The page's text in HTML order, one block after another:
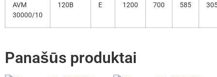
AVM
30000/10
120B E 1200 700 585
Panašūs produktai